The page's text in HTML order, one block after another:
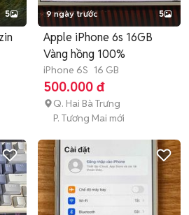
5 9 ngày trước 5
Apple iPhone 6s 16GB
Vàng hồng 100%
iPhone 6S 16 GB
500.000 đ
Q. Hai Bà Trưng
P. Tương Mai mới